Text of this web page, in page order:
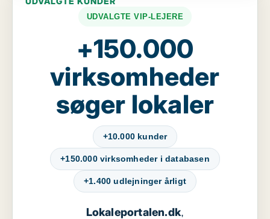
UDVALGTE VIP-LEJERE
+150.000
virksomheder
søger lokaler
+10.000 kunder
+150.000 virksomheder i databasen
+1.400 udlejninger årligt
Lokaleportalen.dk,